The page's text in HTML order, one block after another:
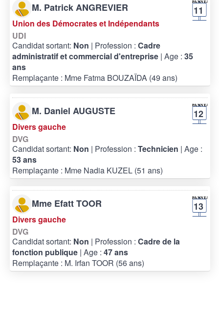
M. Patrick ANGREVIER 11
Union des Démocrates et Indépendants
UDI
Candidat sortant: Non | Profession : Cadre
administratif et commercial d'entreprise | Age : 35
ans
Remplaçante : Mme Fatma BOUZAÏDA (49 ans)
M. Daniel AUGUSTE 12
Divers gauche
DVG
Candidat sortant: Non | Profession : Technicien | Age :
53 ans
Remplaçante : Mme Nadia KUZEL (51 ans)
Mme Efatt TOOR 13
Divers gauche
DVG
Candidat sortant: Non | Profession : Cadre de la
fonction publique | Age : 47 ans
Remplaçante : M. Irfan TOOR (56 ans)